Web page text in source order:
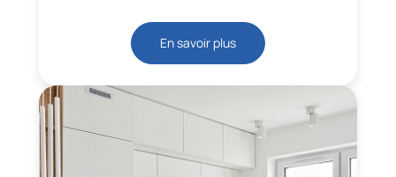
En savoir plus